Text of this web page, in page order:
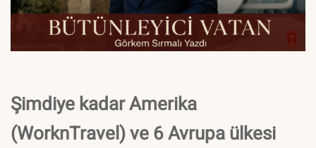
Şimdiye kadar Amerika
(WorknTravel) ve 6 Avrupa ülkesi